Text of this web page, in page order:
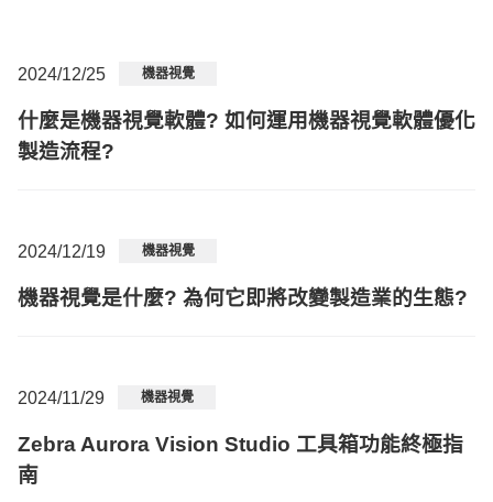
2024/12/25 機器視覺
什麼是機器視覺軟體? 如何運用機器視覺軟體優化
製造流程?
2024/12/19 機器視覺
機器視覺是什麼? 為何它即將改變製造業的生態?
2024/11/29 機器視覺
Zebra Aurora Vision Studio 工具箱功能終極指
南